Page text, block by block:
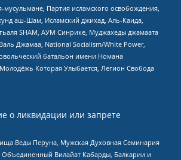
Партия исламского освобождения,
аш-Шам, Исламский джихад, Аль-Каида,
SHAM, АУМ Синрике, Муджахеды джамаата
Джамаа, National Socialism/White Power,
батальон имени Номана
Которая Улыбается, Легион Свобода
о ликвидации или запрете
Веды Перуна, Мужская Духовная Семинария
Объединенный Вилайат Кабарды, Балкарии и